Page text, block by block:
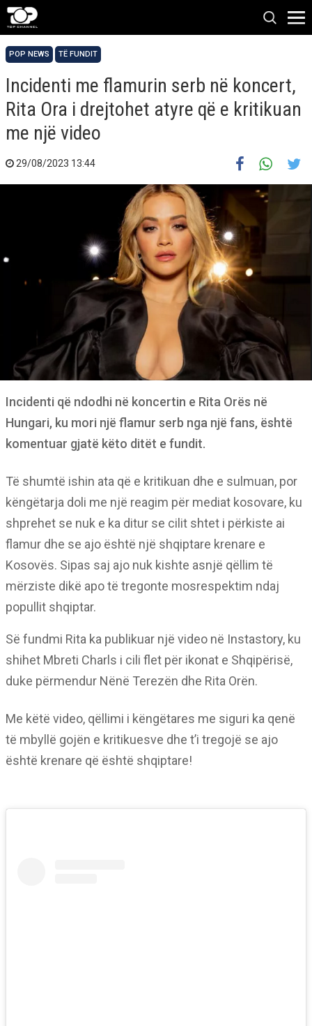
POP NEWS TË FUNDIT
Incidenti me flamurin serb në koncert,
Rita Ora i drejtohet atyre që e kritikuan
me një video
29/08/2023 13:44
Incidenti që ndodhi në koncertin e Rita Orës në
Hungari, ku mori një flamur serb nga një fans, është
komentuar gjatë këto ditët e fundit.
Të shumtë ishin ata që e kritikuan dhe e sulmuan, por
këngëtarja doli me një reagim për mediat kosovare, ku
shprehet se nuk e ka ditur se cilit shtet i përkiste ai
flamur dhe se ajo është një shqiptare krenare e
Kosovës. Sipas saj ajo nuk kishte asnjë qëllim të
mërziste dikë apo të tregonte mosrespektim ndaj
popullit shqiptar.
Së fundmi Rita ka publikuar një video në Instastory, ku
shihet Mbreti Charls i cili flet për ikonat e Shqipërisë,
duke përmendur Nënë Terezën dhe Rita Orën.
Me këtë video, qëllimi i këngëtares me siguri ka qenë
të mbyllë gojën e kritikuesve dhe t’i tregojë se ajo
është krenare që është shqiptare!